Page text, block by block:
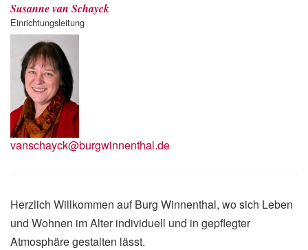
Susanne van Schayck
Einrichtungsleitung
vanschayck@burgwinnenthal.de
Herzlich Willkommen auf Burg Winnenthal, wo sich Leben
und Wohnen im Alter individuell und in gepflegter
Atmosphäre gestalten lässt.